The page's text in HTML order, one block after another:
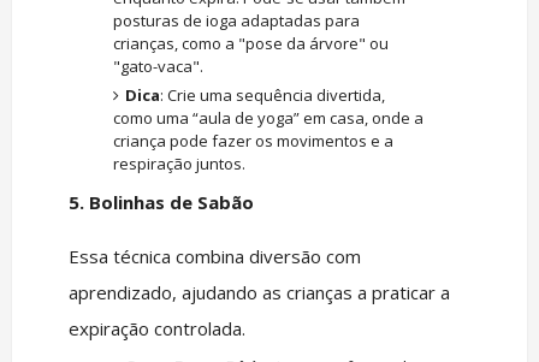
posturas de ioga adaptadas para
crianças, como a "pose da árvore" ou
"gato-vaca".
Dica: Crie uma sequência divertida,
como uma “aula de yoga” em casa, onde a
criança pode fazer os movimentos e a
respiração juntos.
5. Bolinhas de Sabão
Essa técnica combina diversão com
aprendizado, ajudando as crianças a praticar a
expiração controlada.